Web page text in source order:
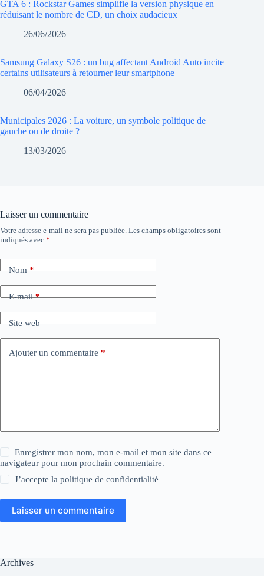
GTA 6 : Rockstar Games simplifie la version physique en
réduisant le nombre de CD, un choix audacieux
26/06/2026
Samsung Galaxy S26 : un bug affectant Android Auto incite
certains utilisateurs à retourner leur smartphone
06/04/2026
Municipales 2026 : La voiture, un symbole politique de
gauche ou de droite ?
13/03/2026
Laisser un commentaire
Votre adresse e-mail ne sera pas publiée. Les champs obligatoires sont
indiqués avec *
Nom*
E-mail*
Site web
Ajouter un commentaire *
Enregistrer mon nom, mon e-mail et mon site dans ce
navigateur pour mon prochain commentaire.
J’accepte lapolitique de confidentialité
Laisser un commentaire
Archives